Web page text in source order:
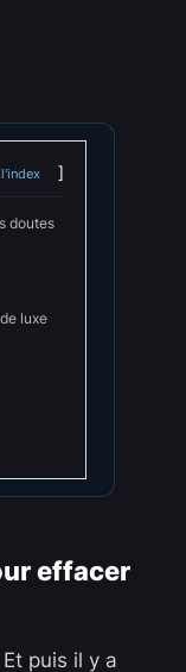
doutes
luxe
effacer
puis il y a